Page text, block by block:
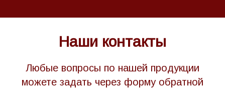
Наши контакты
Любые вопросы по нашей продукции
можете задать через форму обратной